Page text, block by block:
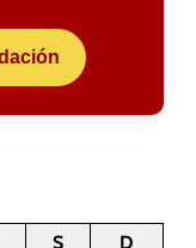
S
D